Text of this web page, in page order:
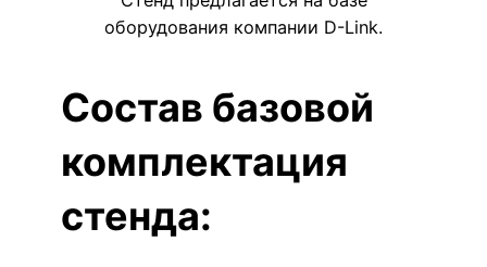
оборудования компании D-Link.
Состав базовой
комплектация
стенда: